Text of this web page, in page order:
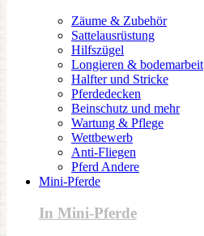
Zäume & Zubehör
Sattelausrüstung
Hilfszügel
Longieren & bodemarbeit
Halfter und Stricke
Pferdedecken
Beinschutz und mehr
Wartung & Pflege
Wettbewerb
Anti-Fliegen
Pferd Andere
Mini-Pferde
In Mini-Pferde